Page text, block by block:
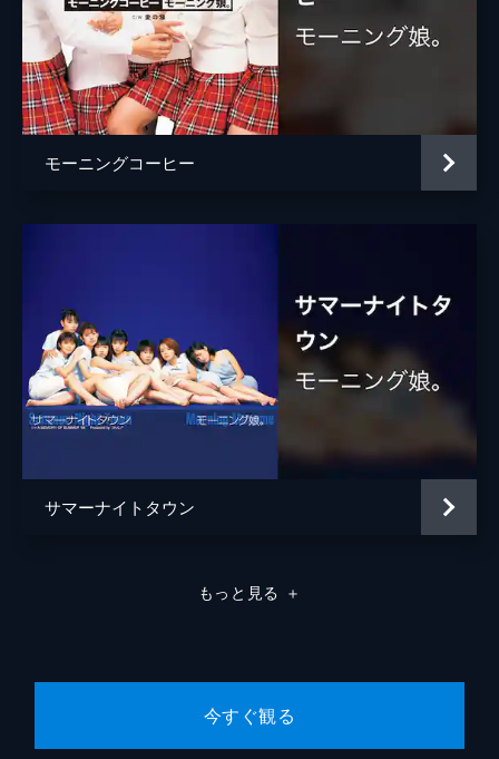
モーニングコーヒー
サマーナイトタウン
もっと見る ＋
今すぐ観る